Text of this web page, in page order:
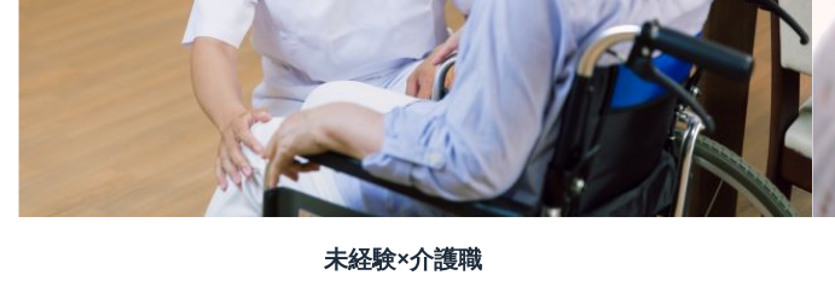
未経験×介護職